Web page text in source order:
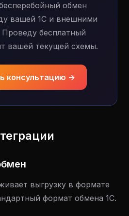
обмен
вашей 1С и внешними
бесплатный
вашей текущей схемы.
консультацию →
выгрузку в формате
формат обмена 1С.